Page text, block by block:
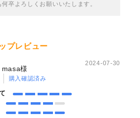
卒よろしくお願いいたします。
プレビュー
masa様
購入確認済み
2024-07-30